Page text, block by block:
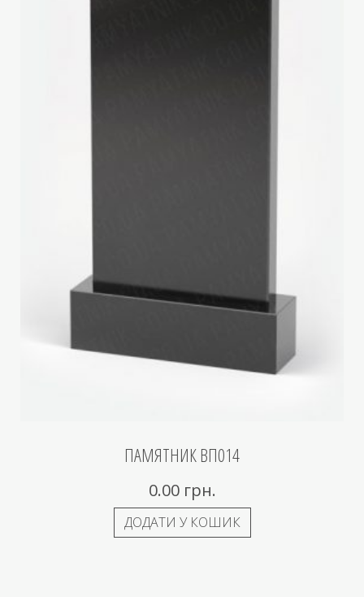
ПАМЯТНИК ВП014
0.00 грн.
ДОДАТИ У КОШИК